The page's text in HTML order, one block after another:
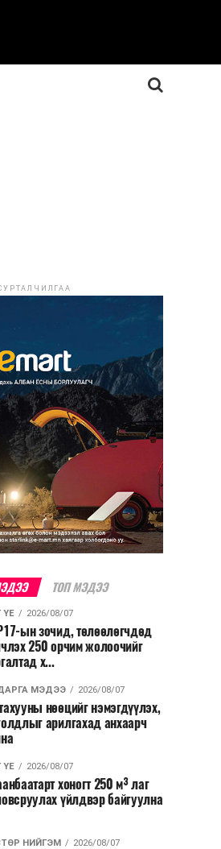
ТОП МЭДЭЭ
ҮЕ 2026/08/07
ын зочид, төлөөлөгчдөд
250 орчим жолоочийг
х...
МЭДЭЭ 2026/08/07
нөөцийг нэмэгдүүлэх,
арилгахад анхаарч
ҮЕ 2026/08/07
хоногт 250 м³ лаг
үйлдвэр байгуулна
НИЙГЭМ 2026/08/07